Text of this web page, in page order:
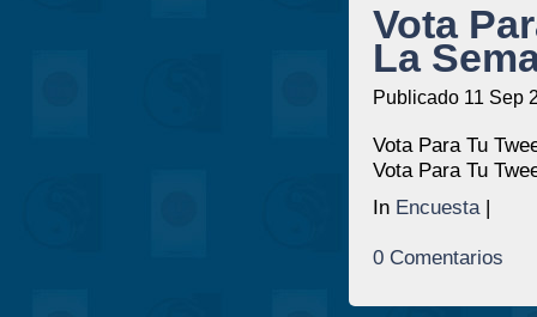
Vota
La
Publicado 11 Sep
Vota Para Tu
Vota Para Tu
In Encuesta|
0 Comentarios